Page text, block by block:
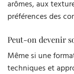
arômes, aux
préférences des
Peut-on devenir
Même si une
techniques et